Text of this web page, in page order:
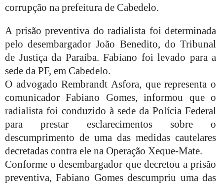
corrupção na prefeitura de Cabedelo.
A prisão preventiva do radialista foi determinada
pelo desembargador João Benedito, do Tribunal
de Justiça da Paraíba. Fabiano foi levado para a
sede da PF, em Cabedelo.
O advogado Rembrandt Asfora, que representa o
comunicador Fabiano Gomes, informou que o
radialista foi conduzido à sede da Polícia Federal
para prestar esclarecimentos sobre o
descumprimento de uma das medidas cautelares
decretadas contra ele na Operação Xeque-Mate.
Conforme o desembargador que decretou a prisão
preventiva, Fabiano Gomes descumpriu uma das